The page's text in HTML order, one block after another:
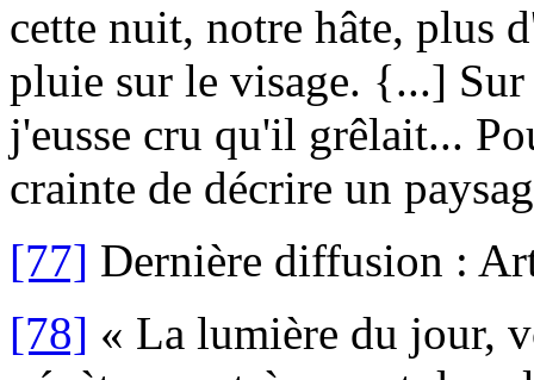
cette nuit, notre hâte, plus
pluie sur le visage. {...] Sur
j'eusse cru qu'il grêlait...
crainte de décrire un
[77] Dernière diffusion :
[78] « La lumière du jour,